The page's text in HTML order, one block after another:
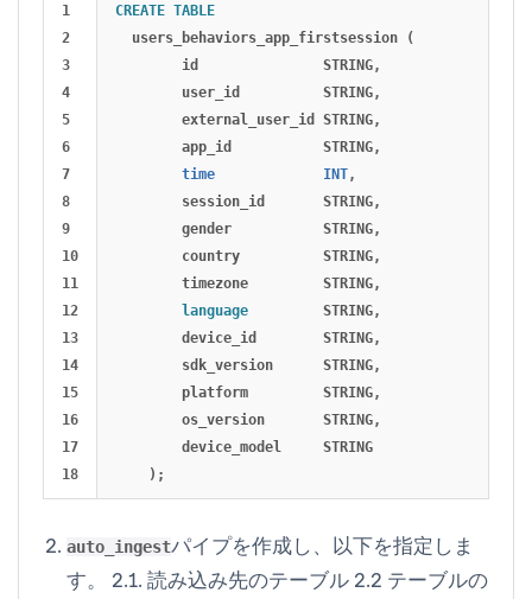
1
2
3
4
5
6
7
8
9
10
11
12
13
14
15
16
17
CREATE TABLE
users_behaviors_app_firstsession
(
id
STRING,
user_id
STRING,
external_user_id
STRING,
app_id
STRING,
time
INT,
session_id
STRING,
gender
STRING,
country
STRING,
timezone
STRING,
language
STRING,
device_id
STRING,
sdk_version
STRING,
platform
STRING,
os_version
STRING,
device_model
STRING
);
auto_ingestパイプを作成し、以下を指定しま
す。 2.1. 読み込み先のテーブル 2.2 テーブルの